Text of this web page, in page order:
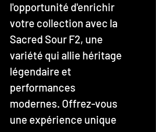
l'opportunité d'enrichir
votre collection avec la
Sacred Sour F2, une
variété qui allie héritage
légendaire et
performances
modernes. Offrez-vous
une expérience unique